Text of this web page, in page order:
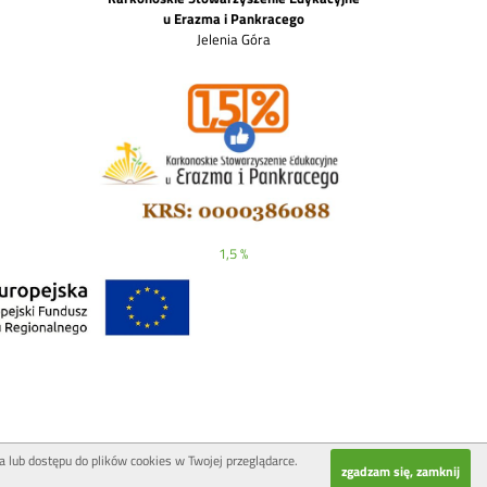
u Erazma i Pankracego
Jelenia Góra
1,5 %
zgadzam się, zamknij
dostępu do plików cookies w Twojej przeglądarce.